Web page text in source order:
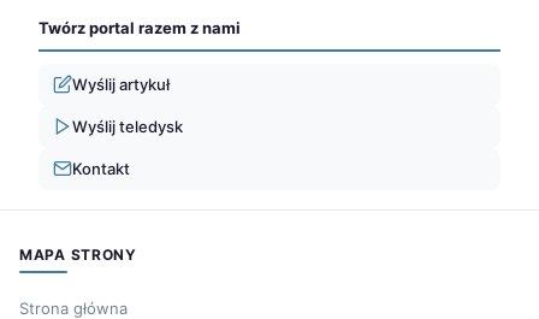
Twórz portal razem z nami
Wyślij artykuł
Wyślij teledysk
Kontakt
MAPA STRONY
Strona główna